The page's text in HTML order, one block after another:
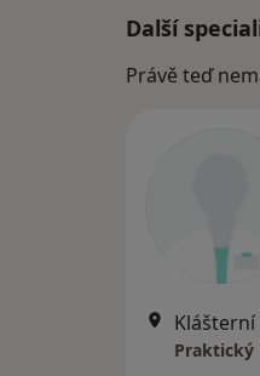
Další
Právě teď
Klášterní
Praktický